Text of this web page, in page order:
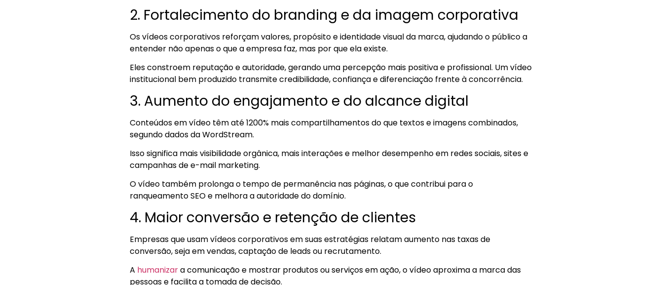
2. Fortalecimento do branding e da imagem corporativa
Os vídeos corporativos reforçam valores, propósito e identidade visual da marca, ajudando o público a
entender não apenas o que a empresa faz, mas por que ela existe.
Eles constroem reputação e autoridade, gerando uma percepção mais positiva e profissional. Um vídeo
institucional bem produzido transmite credibilidade, confiança e diferenciação frente à concorrência.
3. Aumento do engajamento e do alcance digital
Conteúdos em vídeo têm até 1200% mais compartilhamentos do que textos e imagens combinados,
segundo dados da WordStream.
Isso significa mais visibilidade orgânica, mais interações e melhor desempenho em redes sociais, sites e
campanhas de e-mail marketing.
O vídeo também prolonga o tempo de permanência nas páginas, o que contribui para o
ranqueamento SEO e melhora a autoridade do domínio.
4. Maior conversão e retenção de clientes
Empresas que usam vídeos corporativos em suas estratégias relatam aumento nas taxas de
conversão, seja em vendas, captação de leads ou recrutamento.
A humanizara comunicação e mostrar produtos ou serviços em ação, o vídeo aproxima a marca das
pessoas e facilita a tomada de decisão.